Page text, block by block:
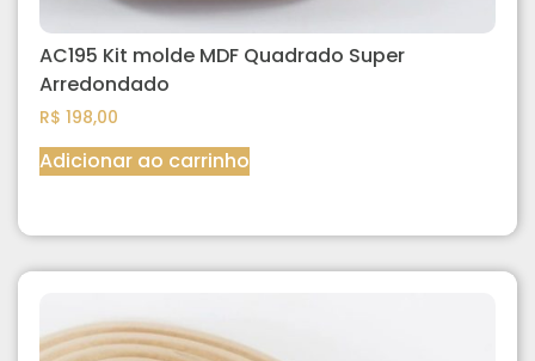
AC195 Kit molde MDF Quadrado Super
Arredondado
R$ 198,00
Adicionar ao carrinho